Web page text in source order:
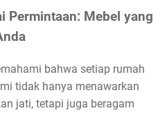
Permintaan: Mebel yang
bahwa setiap rumah
tidak hanya menawarkan
jati, tetapi juga beragam